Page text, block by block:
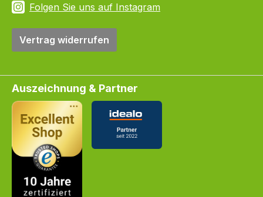
Folgen Sie uns auf Instagram
Vertrag widerrufen
Auszeichnung & Partner